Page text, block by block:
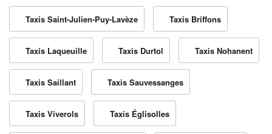
Taxis Saint-Julien-Puy-Lavèze Taxis Briffons
Taxis Laqueuille Taxis Durtol Taxis Nohanent
Taxis Saillant Taxis Sauvessanges
Taxis Viverols Taxis Églisolles